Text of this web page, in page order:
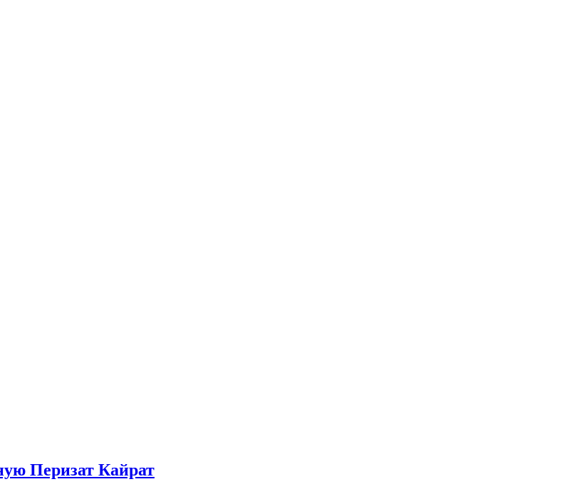
Перизат Кайрат